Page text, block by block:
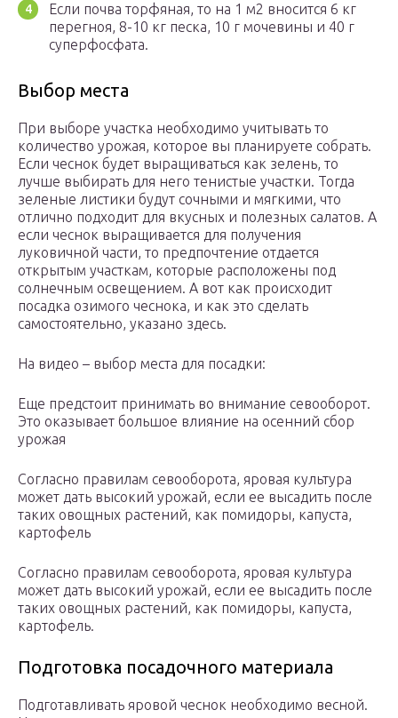
Если почва торфяная, то на 1 м2 вносится 6 кг
перегноя, 8-10 кг песка, 10 г мочевины и 40 г
суперфосфата.
Выбор места
При выборе участка необходимо учитывать то
количество урожая, которое вы планируете собрать.
Если чеснок будет выращиваться как зелень, то
лучше выбирать для него тенистые участки. Тогда
зеленые листики будут сочными и мягкими, что
отлично подходит для вкусных и полезных салатов. А
если чеснок выращивается для получения
луковичной части, то предпочтение отдается
открытым участкам, которые расположены под
солнечным освещением. А вот как происходит
посадка озимого чеснока, и как это сделать
самостоятельно, указано здесь.
На видео – выбор места для посадки:
Еще предстоит принимать во внимание севооборот.
Это оказывает большое влияние на осенний сбор
урожая
Согласно правилам севооборота, яровая культура
может дать высокий урожай, если ее высадить после
таких овощных растений, как помидоры, капуста,
картофель
Согласно правилам севооборота, яровая культура
может дать высокий урожай, если ее высадить после
таких овощных растений, как помидоры, капуста,
картофель.
Подготовка посадочного материала
Подготавливать яровой чеснок необходимо весной.